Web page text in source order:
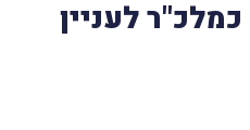
לעניין